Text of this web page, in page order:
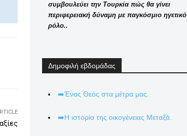
συμβουλεύει την Τουρκία πώς θα γίνει
περιφερειακή δύναμη με παγκόσμιο ηγετικό
ρόλο..
Δημοφιλή εβδομάδας
➡️Ένας Θεός στα μέτρα μας.
➡️Η ιστορία της οικογένειας Μεταξά.